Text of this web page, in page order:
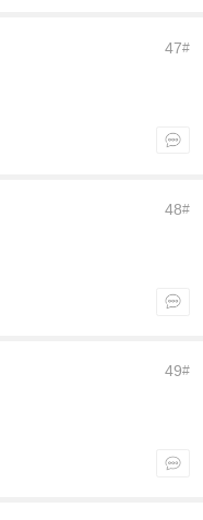
47#
48#
49#